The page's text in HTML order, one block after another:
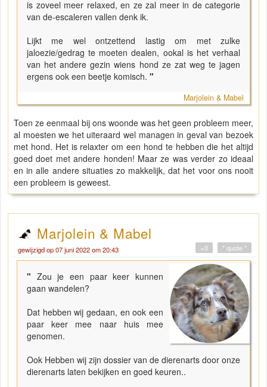
is zoveel meer relaxed, en ze zal meer in de categorie
van de-escaleren vallen denk ik.
Lijkt me wel ontzettend lastig om met zulke
jaloezie/gedrag te moeten dealen, ookal is het verhaal
van het andere gezin wiens hond ze zat weg te jagen
ergens ook een beetje komisch. "
Marjolein & Mabel
Toen ze eenmaal bij ons woonde was het geen probleem meer,
al moesten we het uiteraard wel managen in geval van bezoek
met hond. Het is relaxter om een hond te hebben die het altijd
goed doet met andere honden! Maar ze was verder zo ideaal
en in alle andere situaties zo makkelijk, dat het voor ons nooit
een probleem is geweest.
Marjolein & Mabel
gewijzigd op 07 juni 2022 om 20:43 " quote "
+0
" Zou je een paar keer kunnen
gaan wandelen?
Dat hebben wij gedaan, en ook een
paar keer mee naar huis mee
genomen.
Ook Hebben wij zijn dossier van de dierenarts door onze
dierenarts laten bekijken en goed keuren..